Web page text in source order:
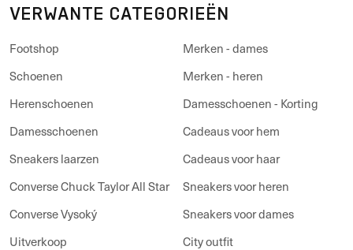
VERWANTE CATEGORIEËN
Footshop
Schoenen
Herenschoenen
Damesschoenen
Sneakers laarzen
Converse Chuck Taylor All Star
Converse Vysoký
Uitverkoop
Merken - dames
Merken - heren
Damesschoenen - Korting
Cadeaus voor hem
Cadeaus voor haar
Sneakers voor heren
Sneakers voor dames
City outfit